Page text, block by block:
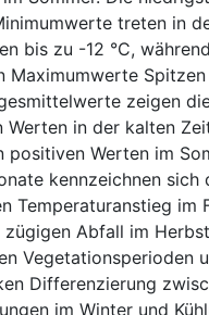
treten in
bis zu -12 °C,
Maximumwerte Spitzen
zeigen
Werten in der kalten
positiven Werten im
kennzeichnen sich
Temperaturanstieg im
zügigen Abfall im
Vegetationsperioden
Differenzierung
im Winter und